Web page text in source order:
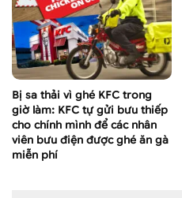
Bị sa thải vì ghé KFC trong
giờ làm: KFC tự gửi bưu thiếp
cho chính mình để các nhân
viên bưu điện được ghé ăn gà
miễn phí